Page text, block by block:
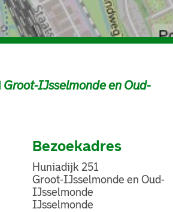
Groot-IJsselmonde en Oud-
Bezoekadres
Huniadijk 251
Groot-IJsselmonde en Oud-
IJsselmonde
IJsselmonde